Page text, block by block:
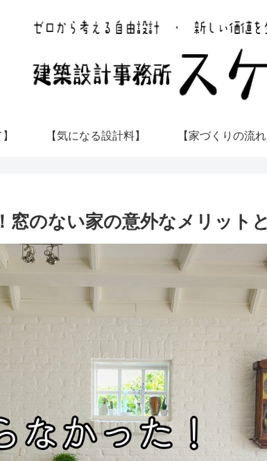
【気になる設計料】 【家づくりの流れ
窓のない家の意外なメリット